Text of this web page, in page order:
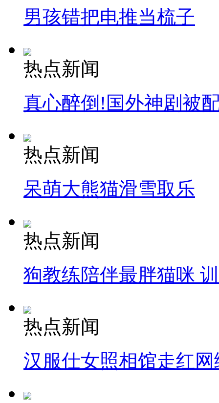
男孩错把电推当梳子
热点新闻
真心醉倒!国外神剧被
热点新闻
呆萌大熊猫滑雪取乐
热点新闻
狗教练陪伴最胖猫咪
热点新闻
汉服仕女照相馆走红网